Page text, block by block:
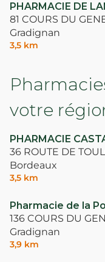
PHARMACIE DE
81 COURS DU
Gradignan
3,5 km
votre
PHARMACIE
36 ROUTE DE
Bordeaux
3,5 km
Pharmacie de la
136 COURS DU
Gradignan
3,9 km